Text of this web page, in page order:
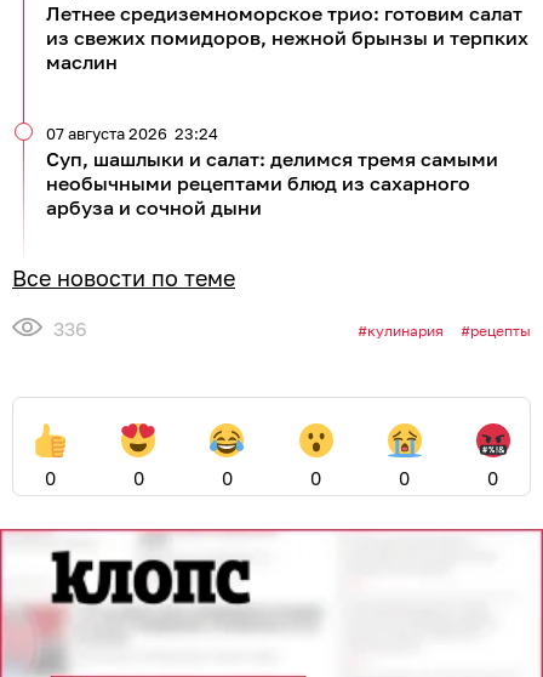
Летнее средиземноморское трио: готовим салат
из свежих помидоров, нежной брынзы и терпких
маслин
Суп, шашлыки и салат: делимся тремя самыми
необычными рецептами блюд из сахарного
арбуза и сочной дыни
07 августа 2026 23:24
Все новости по теме
336 кулинария рецепты
0 0 0 0 0 0